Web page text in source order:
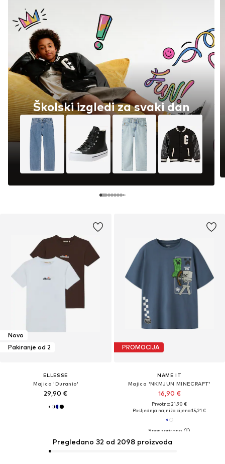
Školski izgledi za svaki dan
Novo
Pakiranje od 2
ELLESSE
Majica 'Duranio'
29,90 €
PROMOCIJA
NAME IT
Majica 'NKMJUN MINECRAFT'
16,90 €
Prvotno: 21,90 €
Posljednja najniža cijena:15,21 €
Pregledano 32 od 2098 proizvoda